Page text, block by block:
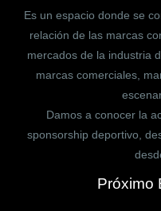
Es un espacio donde se
relación de las marcas
mercados de la industria
marcas comerciales,
Damos a conocer la
sponsorship deportivo,
Próximo